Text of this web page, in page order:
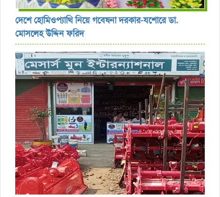
দেশে হোমিওপ্যাথি নিয়ে গবেষনা দরকার-যশোরে ডা.
মোসলেহ উদ্দিন ফরিদ